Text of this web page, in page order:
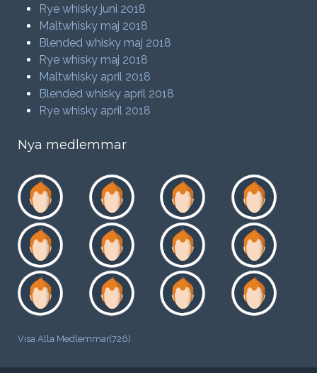
Rye whisky juni 2018
Maltwhisky maj 2018
Blended whisky maj 2018
Rye whisky maj 2018
Maltwhisky april 2018
Blended whisky april 2018
Rye whisky april 2018
Nya medlemmar
Visa Alla Medlemmar(726)